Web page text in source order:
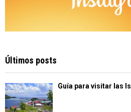
Últimos posts
Guía para visitar las